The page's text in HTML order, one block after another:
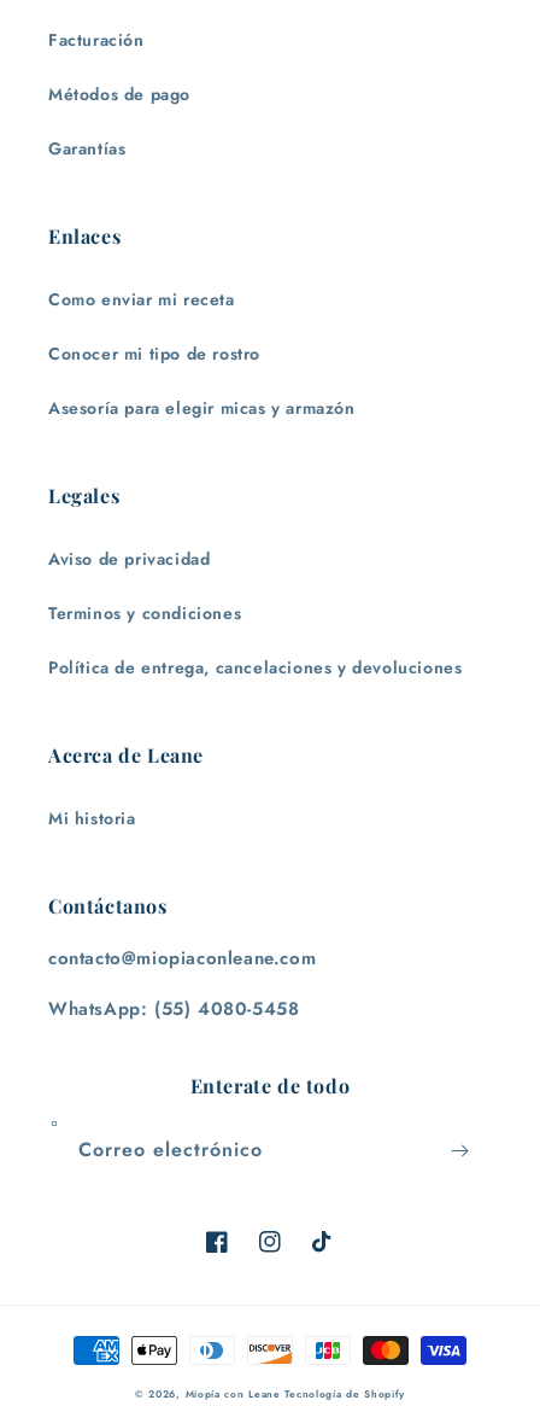
Facturación
Métodos de pago
Garantías
Enlaces
Como enviar mi receta
Conocer mi tipo de rostro
Asesoría para elegir micas y armazón
Legales
Aviso de privacidad
Terminos y condiciones
Política de entrega, cancelaciones y devoluciones
Acerca de Leane
Mi historia
Contáctanos
contacto@miopiaconleane.com
WhatsApp: (55) 4080-5458
Enterate de todo
Correo electrónico
FacebookInstagramTikTok
Formas
de
© 2026, Miopía con Leane Tecnología de Shopify